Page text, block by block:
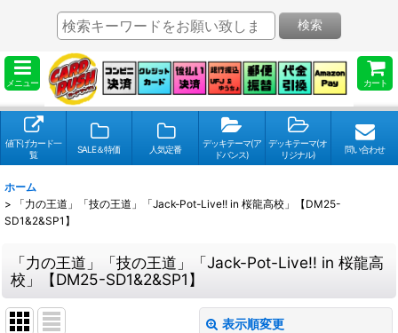
メニュー カート
検索
値下げカード一
覧
SALE＆特価 人気定番
デッキテーマ(ア
ドバンス)
デッキテーマ(オ
リジナル)
問い合わせ
ホーム
>
「力の王道」「技の王道」「Jack-Pot-Live!! in 桜龍高校」【DM25-
SD1&2&SP1】
「力の王道」「技の王道」「Jack-Pot-Live!! in 桜龍高
校」【DM25-SD1&2&SP1】
表示順変更